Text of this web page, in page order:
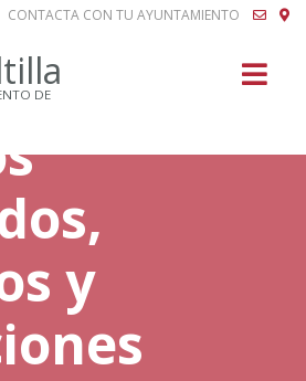
CONTACTA CON TU AYUNTAMIENTO
DE
y